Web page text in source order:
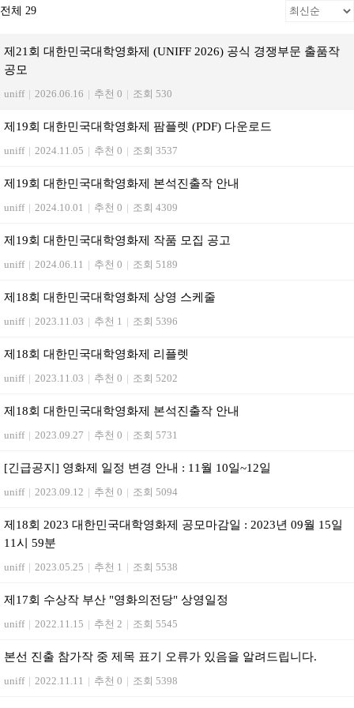
전체 29
제21회 대한민국대학영화제 (UNIFF 2026) 공식 경쟁부문 출품작
공모
uniff | 2026.06.16 | 추천 0 | 조회 530
제19회 대한민국대학영화제 팜플렛 (PDF) 다운로드
uniff | 2024.11.05 | 추천 0 | 조회 3537
제19회 대한민국대학영화제 본석진출작 안내
uniff | 2024.10.01 | 추천 0 | 조회 4309
제19회 대한민국대학영화제 작품 모집 공고
uniff | 2024.06.11 | 추천 0 | 조회 5189
제18회 대한민국대학영화제 상영 스케줄
uniff | 2023.11.03 | 추천 1 | 조회 5396
제18회 대한민국대학영화제 리플렛
uniff | 2023.11.03 | 추천 0 | 조회 5202
제18회 대한민국대학영화제 본석진출작 안내
uniff | 2023.09.27 | 추천 0 | 조회 5731
[긴급공지] 영화제 일정 변경 안내 : 11월 10일~12일
uniff | 2023.09.12 | 추천 0 | 조회 5094
제18회 2023 대한민국대학영화제 공모마감일 : 2023년 09월 15일
11시 59분
uniff | 2023.05.25 | 추천 1 | 조회 5538
제17회 수상작 부산 "영화의전당" 상영일정
uniff | 2022.11.15 | 추천 2 | 조회 5545
본선 진출 참가작 중 제목 표기 오류가 있음을 알려드립니다.
uniff | 2022.11.11 | 추천 0 | 조회 5398